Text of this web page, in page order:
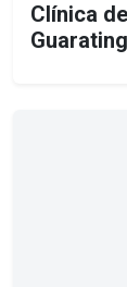
Clínica